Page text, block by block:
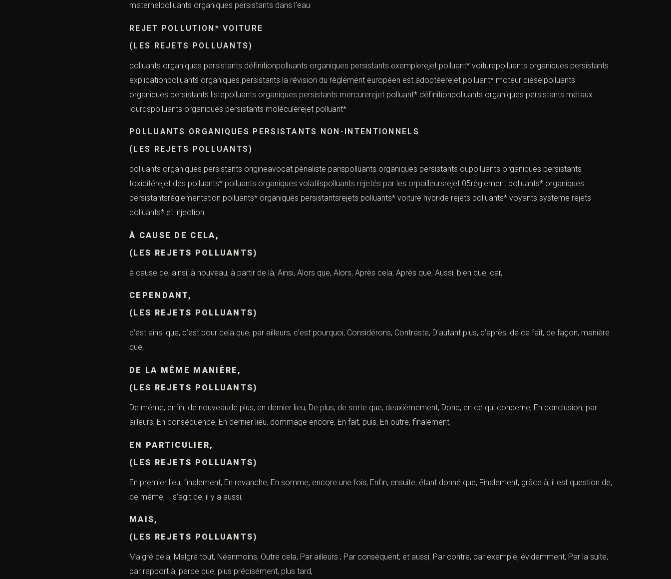
maternelpolluants organiques persistants dans l’eau
REJET POLLUTION* VOITURE
(LES REJETS POLLUANTS)
polluants organiques persistants définitionpolluants organiques persistants exemplerejet polluant* voiturepolluants organiques persistants
explicationpolluants organiques persistants la révision du règlement européen est adoptéerejet polluant* moteur dieselpolluants
organiques persistants listepolluants organiques persistants mercurerejet polluant* définitionpolluants organiques persistants métaux
lourdspolluants organiques persistants moléculerejet polluant*
POLLUANTS ORGANIQUES PERSISTANTS NON-INTENTIONNELS
(LES REJETS POLLUANTS)
polluants organiques persistants origineavocat pénaliste parispolluants organiques persistants oupolluants organiques persistants
toxicitérejet des polluants* polluants organiques volatilspolluants rejetés par les orpailleursrejet 05règlement polluants* organiques
persistantsrèglementation polluants* organiques persistantsrejets polluants* voiture hybride rejets polluants* voyants système rejets
polluants* et injection
À CAUSE DE CELA,
(LES REJETS POLLUANTS)
à cause de, ainsi, à nouveau, à partir de là, Ainsi, Alors que, Alors, Après cela, Après que, Aussi, bien que, car,
CEPENDANT,
(LES REJETS POLLUANTS)
c’est ainsi que, c’est pour cela que, par ailleurs, c’est pourquoi, Considérons, Contraste, D’autant plus, d’après, de ce fait, de façon, manière
que,
DE LA MÊME MANIÈRE,
(LES REJETS POLLUANTS)
De même, enfin, de nouveaude plus, en dernier lieu, De plus, de sorte que, deuxièmement, Donc, en ce qui concerne, En conclusion, par
ailleurs, En conséquence, En dernier lieu, dommage encore, En fait, puis, En outre, finalement,
EN PARTICULIER,
(LES REJETS POLLUANTS)
En premier lieu, finalement, En revanche, En somme, encore une fois, Enfin, ensuite, étant donné que, Finalement, grâce à, il est question de,
de même, Il s’agit de, il y a aussi,
MAIS,
(LES REJETS POLLUANTS)
Malgré cela, Malgré tout, Néanmoins, Outre cela, Par ailleurs , Par conséquent, et aussi, Par contre, par exemple, évidemment, Par la suite,
par rapport à, parce que, plus précisément, plus tard,